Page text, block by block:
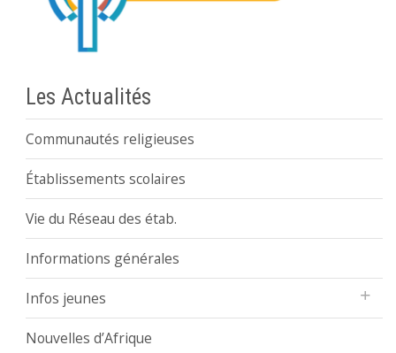
Les Actualités
Communautés religieuses
Établissements scolaires
Vie du Réseau des étab.
Informations générales
Infos jeunes
Nouvelles d’Afrique